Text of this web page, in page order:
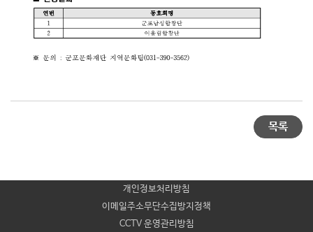
목록
개인정보처리방침
이메일주소무단수집방지정책
CCTV 운영관리방침